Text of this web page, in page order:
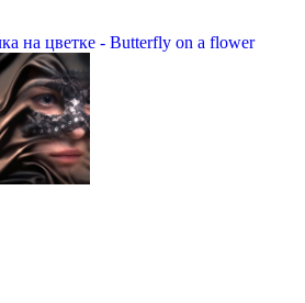
на цветке - Butterfly on a flower